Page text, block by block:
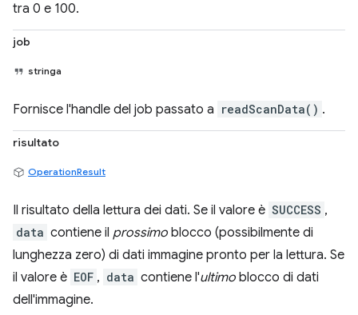
tra 0 e 100.
job
stringa
Fornisce l'handle del job passato a readScanData() .
risultato
OperationResult
Il risultato della lettura dei dati. Se il valore è SUCCESS ,
data contiene il prossimo blocco (possibilmente di
lunghezza zero) di dati immagine pronto per la lettura. Se
il valore è EOF , data contiene l'ultimo blocco di dati
dell'immagine.